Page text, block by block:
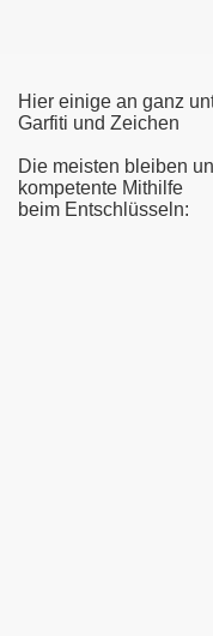
Hier einige an ganz
Garfiti und Zeichen
Die meisten bleiben
kompetente Mithilfe
beim Entschlüsseln: